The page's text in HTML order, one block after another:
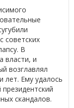
советских
В
власти, и
возглавлял
лет. Ему удалось
скандалов.